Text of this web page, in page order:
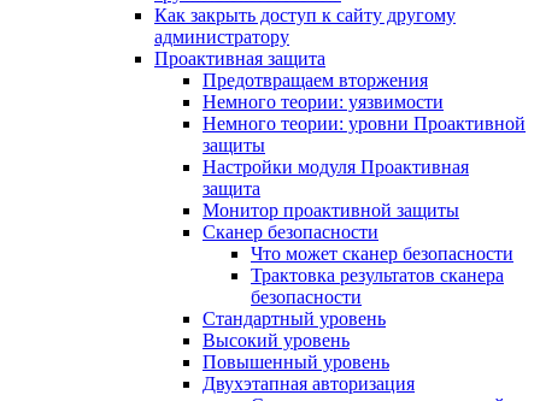
Как закрыть доступ к сайту другому
администратору
Проактивная защита
Предотвращаем вторжения
Немного теории: уязвимости
Немного теории: уровни Проактивной
защиты
Настройки модуля Проактивная
защита
Монитор проактивной защиты
Сканер безопасности
Что может сканер безопасности
Трактовка результатов сканера
безопасности
Стандартный уровень
Высокий уровень
Повышенный уровень
Двухэтапная авторизация